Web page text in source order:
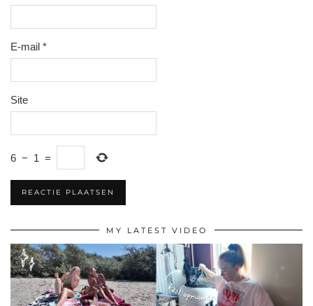
E-mail *
Site
6 − 1 =
MY LATEST VIDEO